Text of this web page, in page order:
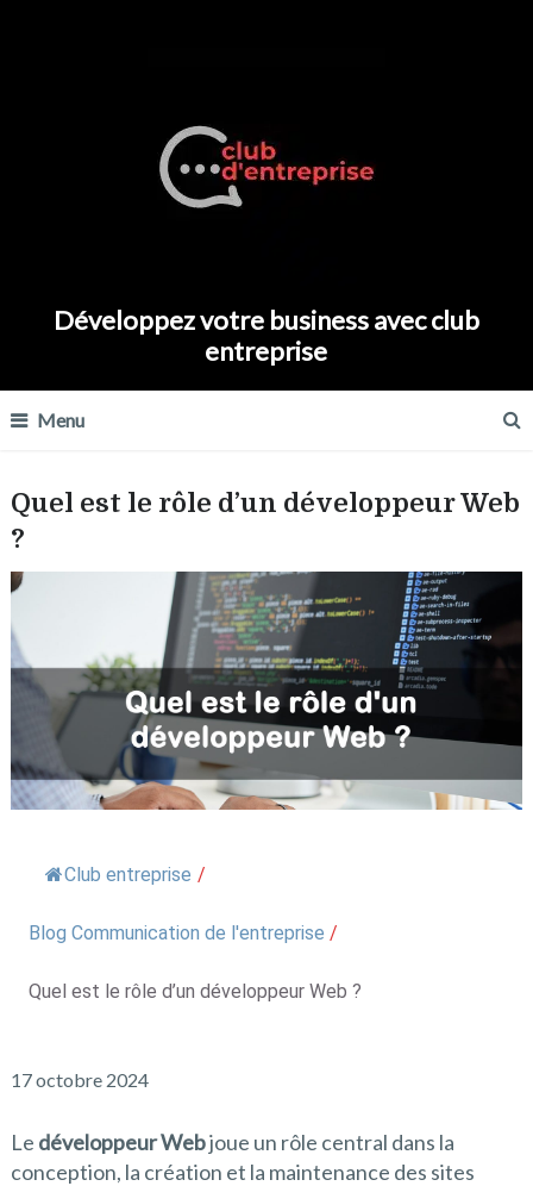
Développez votre business avec club
entreprise
Menu
Quel est le rôle d’un développeur Web
?
Club entreprise /
Blog Communication de l'entreprise /
Quel est le rôle d’un développeur Web ?
17 octobre 2024
Le développeur Webjoue un rôle central dans la
conception, la création et la maintenance des sites